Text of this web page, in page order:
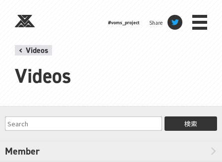
#voms_project Share
Videos
Videos
検索
Member